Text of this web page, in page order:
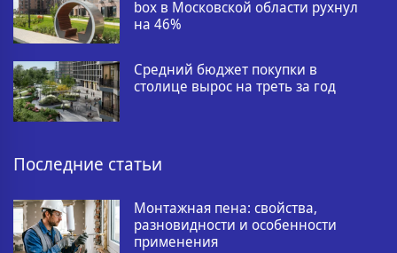
box в Московской области рухнул
на 46%
Средний бюджет покупки в
столице вырос на треть за год
Последние статьи
Монтажная пена: свойства,
разновидности и особенности
применения